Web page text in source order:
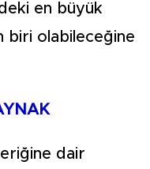
en büyük
biri olabileceğine
dair